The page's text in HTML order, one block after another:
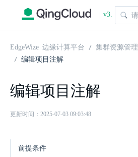
| v3.
1.0
EdgeWize 边缘计算平台 集群资源管理
编辑项目注解
编辑项目注解
更新时间：2025-07-03 09:03:48
前提条件